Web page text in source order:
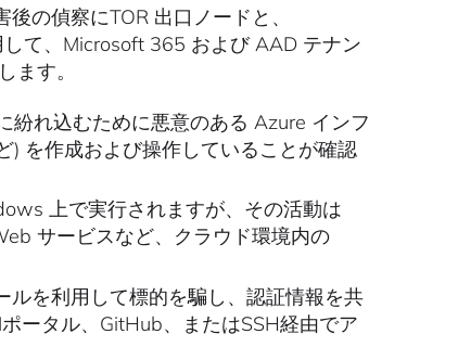
の偵察にTOR 出口ノードと、
て、Microsoft 365 および AAD テナン
ます。
れ込むために悪意のある Azure インフ
) を作成および操作していることが確認
上で実行されますが、その活動は
サービスなど、クラウド環境内の
を利用して標的を騙し、認証情報を共
ータル、GitHub、またはSSH経由でア